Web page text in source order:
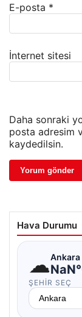
E-posta *
İnternet sitesi
Daha sonraki
posta adresim
kaydedilsin.
Hava Durumu
☁Ankara
ŞEHIR SEÇ